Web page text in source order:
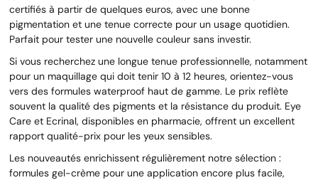
certifiés à partir de quelques euros, avec une bonne
pigmentation et une tenue correcte pour un usage quotidien.
Parfait pour tester une nouvelle couleur sans investir.
Si vous recherchez une longue tenue professionnelle, notamment
pour un maquillage qui doit tenir 10 à 12 heures, orientez-vous
vers des formules waterproof haut de gamme. Le prix reflète
souvent la qualité des pigments et la résistance du produit. Eye
Care et Ecrinal, disponibles en pharmacie, offrent un excellent
rapport qualité-prix pour les yeux sensibles.
Les nouveautés enrichissent régulièrement notre sélection :
formules gel-crème pour une application encore plus facile,